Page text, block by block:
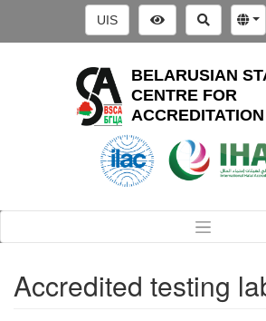
UIS
BELARUSIAN
CENTRE FOR
ACCREDITATION
Accredited testing